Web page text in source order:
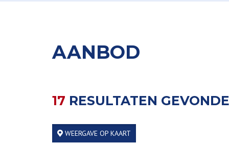
AANBOD
17 RESULTATEN
WEERGAVE OP KAART